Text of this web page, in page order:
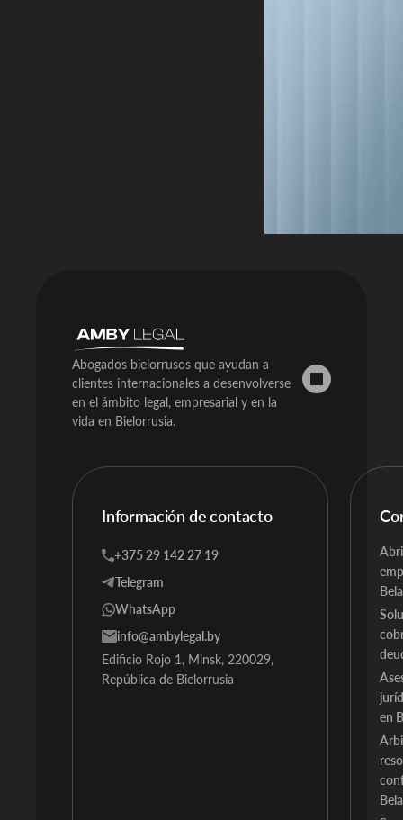
Abogados bielorrusos que ayudan a
clientes internacionales a desenvolverse
en el ámbito legal, empresarial y en la
vida en Bielorrusia.
Información de contacto
+375 29 142 27 19
Telegram
WhatsApp
info@ambylegal.by
Edificio Rojo 1, Minsk, 220029,
República de Bielorrusia
en